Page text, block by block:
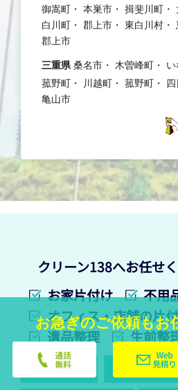
御嵩町
本巣市 揖斐川町
白川町
郡上市 東白川村
郡上市
三重県 桑名市 木曽峰町
菰野町
川越町 菰野町
亀山市
クリーン138へお任せ
お家片付け
不用
オフィス・店舗の片
遺品整理
生前整
お急ぎのご依頼もお